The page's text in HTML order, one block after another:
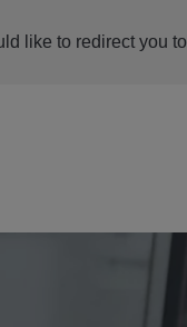
like to redirect you